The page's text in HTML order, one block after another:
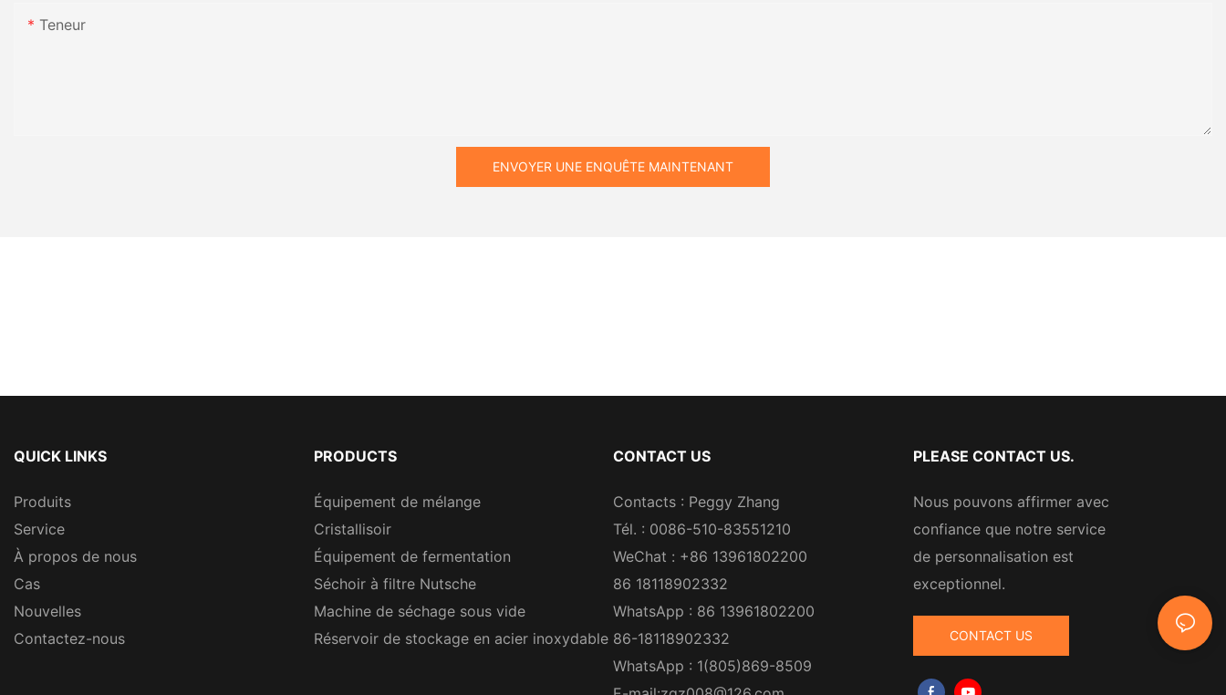
Teneur
ENVOYER UNE ENQUÊTE MAINTENANT
QUICK LINKS
Produits
Service
À propos de nous
Cas
Nouvelles
Contactez-nous
PRODUCTS
Équipement de mélange
Cristallisoir
Équipement de fermentation
Séchoir à filtre Nutsche
Machine de séchage sous vide
Réservoir de stockage en acier inoxydable
CONTACT US
Contacts : Peggy Zhang
Tél. : 0086-510-83551210
WeChat : +86 13961802200
86 18118902332
WhatsApp : 86 13961802200
86-18118902332
WhatsApp : 1(805)869-8509
PLEASE CONTACT US.
Nous pouvons affirmer avec
confiance que notre service
de personnalisation est
exceptionnel.
CONTACT US